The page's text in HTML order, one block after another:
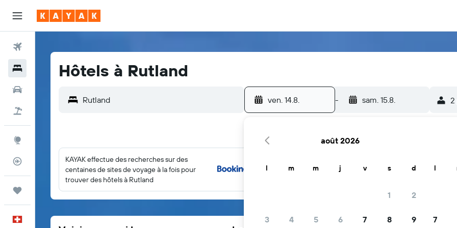
Suivi des vols
Français
Hôtels à Rutland
ven. 14.8. - sam. 15.8. 2
KAYAK effectue des recherches sur des
centaines de sites de voyage à la fois pour
trouver des hôtels à Rutland
août 2026
l m m j v s d
1 2
3 4 5 6 7 8 9
l
7